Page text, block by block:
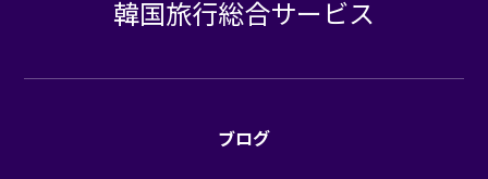
韓国旅行総合サービス
ブログ